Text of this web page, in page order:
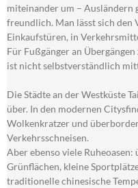
miteinander um – Ausländern
freundlich. Man lässt sich
Einkaufstüren, in
Für Fußgänger an
ist nicht selbstverständlich
Die Städte an der Westküste
über. In den modernen
Wolkenkratzer und
Verkehrsschneisen.
Aber ebenso viele
Grünflächen, kleine
traditionelle chinesische